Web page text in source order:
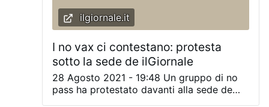
ilgiornale.it
I no vax ci contestano: protesta
sotto la sede de ilGiornale
28 Agosto 2021 - 19:48 Un gruppo di no
pass ha protestato davanti alla sede de